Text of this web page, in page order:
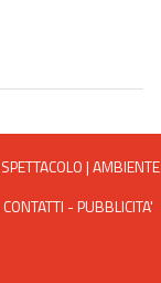
SPETTACOLO|AMBIENTE
CONTATTI -PUBBLICITA'